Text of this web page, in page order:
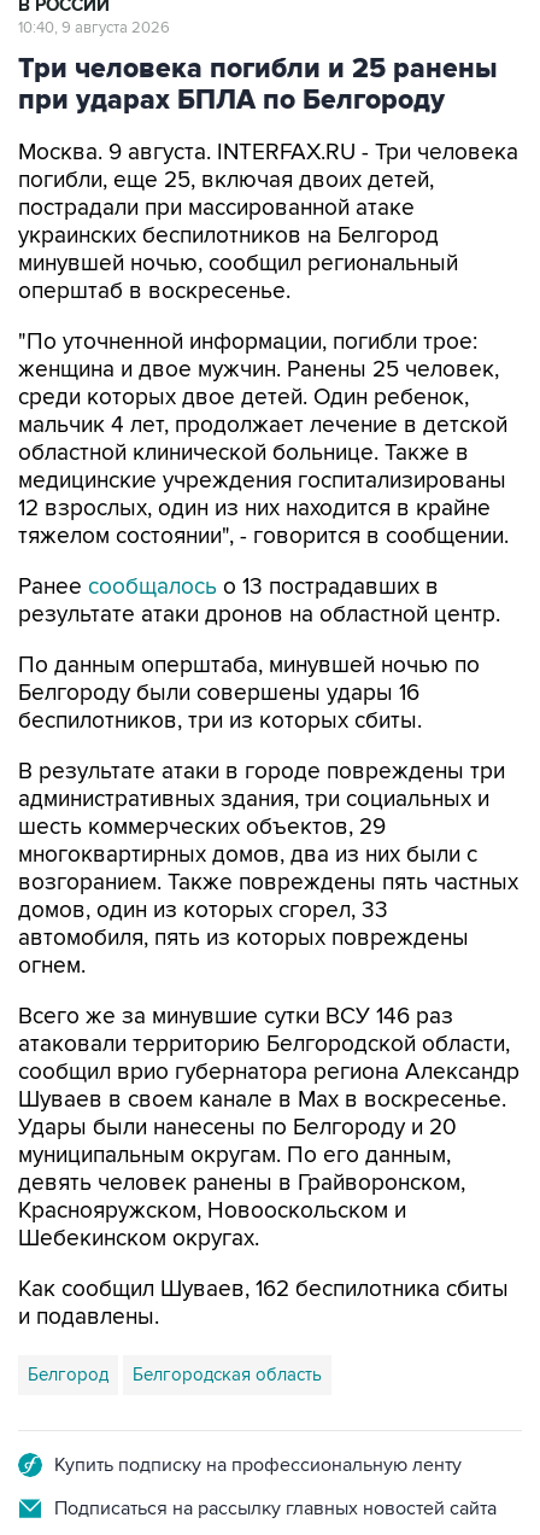
Три человека погибли и 25 ранены
при ударах БПЛА по Белгороду
Москва. 9 августа. INTERFAX.RU - Три человека
пострадали при массированной атаке
украинских беспилотников на Белгород
минувшей ночью, сообщил региональный
оперштаб в воскресенье.
"По уточненной информации, погибли трое:
среди которых двое детей. Один ребенок,
мальчик 4 лет, продолжает лечение в детской
областной клинической больнице. Также в
медицинские учреждения госпитализированы
12 взрослых, один из них находится в крайне
тяжелом состоянии", - говорится в сообщении.
Ранеесообщалосьо 13 пострадавших в
По данным оперштаба, минувшей ночью по
беспилотников, три из которых сбиты.
В результате атаки в городе повреждены три
шесть коммерческих объектов, 29
многоквартирных домов, два из них были с
возгоранием. Также повреждены пять частных
домов, один из которых сгорел, 33
автомобиля, пять из которых повреждены
огнем.
Всего же за минувшие сутки ВСУ 146 раз
сообщил врио губернатора региона Александр
Шуваев в своем канале в Мах в воскресенье.
Удары были нанесены по Белгороду и 20
муниципальным округам. По его данным,
девять человек ранены в Грайворонском,
Краснояружском, Новооскольском и
Шебекинском округах.
Как сообщил Шуваев, 162 беспилотника сбиты
Белгород Белгородская область
Подписаться на рассылку главных новостей сайта
Получать оперативные новости в официальном